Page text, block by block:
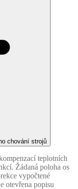
chování strojů
teplotních
Žádaná poloha os
vypočtené
otevřena popisu